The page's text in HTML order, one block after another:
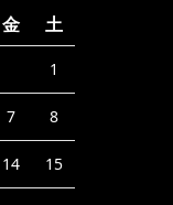
金 土
1
7 8
14 15